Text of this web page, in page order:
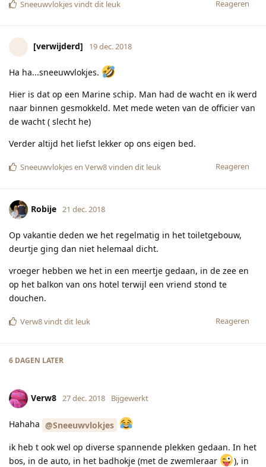
Reageren
Sneeuwvlokjesvindt dit leuk
[verwijderd] 19 dec. 2018
Ha ha...sneeuwvlokjes.
Hier is dat op een Marine schip. Man had de wacht en ik werd
naar binnen gesmokkeld. Met mede weten van de officier van
de wacht ( slecht he)
Verder altijd het liefst lekker op ons eigen bed.
Reageren
Sneeuwvlokjesen Verw8vinden dit leuk
Robije 21 dec. 2018
Op vakantie deden we het regelmatig in het toiletgebouw,
deurtje ging dan niet helemaal dicht.
vroeger hebben we het in een meertje gedaan, in de zee en
op het balkon van ons hotel terwijl een vriend stond te
douchen.
Reageren
Verw8vindt dit leuk
6 DAGEN LATER
Verw8 27 dec. 2018 Bijgewerkt
Hahaha @Sneeuwvlokjes
ik heb t ook wel op diverse spannende plekken gedaan. In het
bos, in de auto, in het badhokje (met de zwemleraar
), in